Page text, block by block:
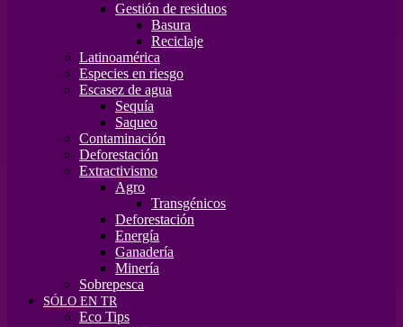
Gestión de residuos
Basura
Reciclaje
Latinoamérica
Especies en riesgo
Escasez de agua
Sequía
Saqueo
Contaminación
Deforestación
Extractivismo
Agro
Transgénicos
Deforestación
Energía
Ganadería
Minería
Sobrepesca
SÓLO EN TR
Eco Tips